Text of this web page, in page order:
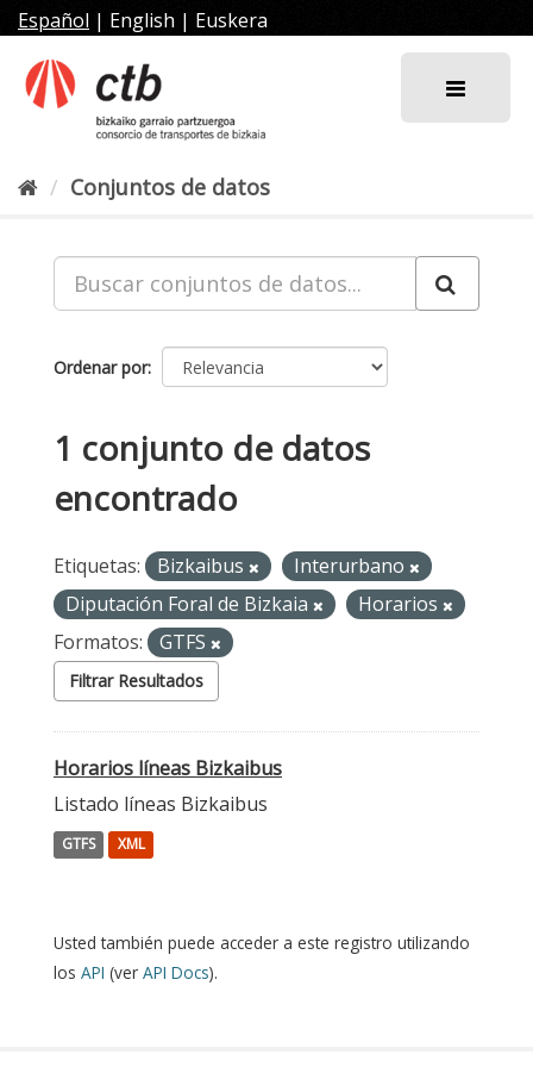
al
contenido
Español | English | Euskera
Conjuntos de datos
Ordenar por
1 conjunto de datos
encontrado
Etiquetas: Bizkaibus
Interurbano
Diputación Foral de Bizkaia
Horarios
Formatos:
GTFS
Filtrar Resultados
Horarios líneas Bizkaibus
Listado líneas Bizkaibus
GTFS XML
Usted también puede acceder a este registro utilizando
los API (ver API Docs).